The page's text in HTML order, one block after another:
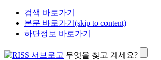
검색 바로가기
본문 바로가기(skip to content)
하단정보 바로가기
무엇을 찾고 계세요?